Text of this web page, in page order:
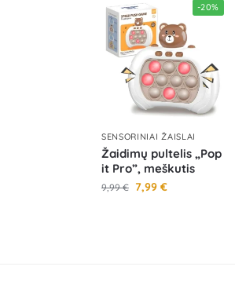
-20%
SENSORINIAI ŽAISLAI
Žaidimų pultelis „Pop
it Pro”, meškutis
9,99€ 7,99 €